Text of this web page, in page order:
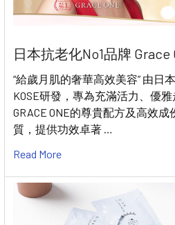
日本抗老化No1品牌 Grace
“給歲月肌的奢華高效美容” 由日
KOSE研發，專為充滿活力、優
GRACE ONE的尊貴配方及高效
質，提供功效卓著 …
Read More